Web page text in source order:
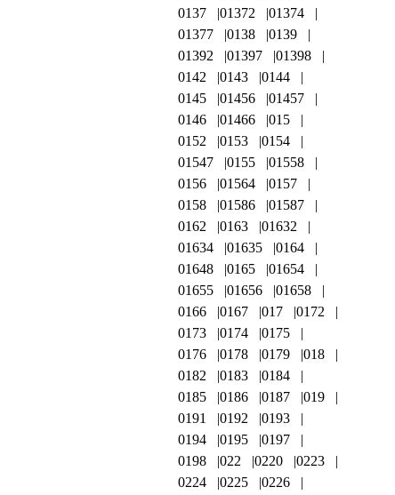
0137
01372
01374
01377
0138
0139
01392
01397
01398
0142
0143
0144
0145
01456
01457
0146
01466
015
0152
0153
0154
01547
0155
01558
0156
01564
0157
0158
01586
01587
0162
0163
01632
01634
01635
0164
01648
0165
01654
01655
01656
01658
0166
0167 017
0172
0173
0174
0175
0176
0178 0179
018
0182
0183
0184
0185
0186 0187
019
0191
0192
0193
0194
0195
0197
0198
022 0220
0223
0224
0225
0226